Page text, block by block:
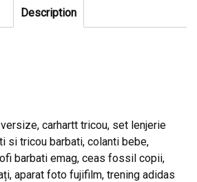
Description
carhartt tricou, set lenjerie
si tricou barbati, colanti bebe,
barbati emag, ceas fossil copii,
aparat foto fujifilm, trening adidas